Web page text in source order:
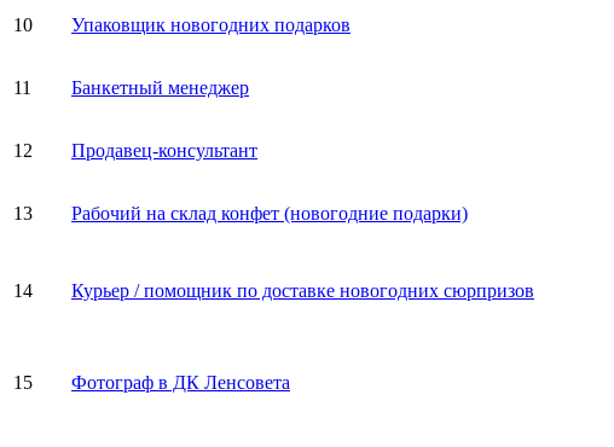
10 Упаковщик новогодних подарков
11 Банкетный менеджер
12 Продавец-консультант
13 Рабочий на склад конфет (новогодние подарки)
14 Курьер / помощник по доставке новогодних сюрпризов
15 Фотограф в ДК Ленсовета